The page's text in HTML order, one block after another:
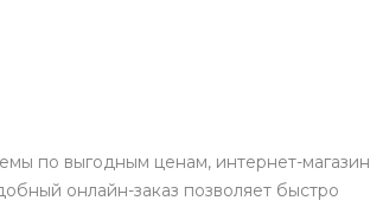
по выгодным ценам, интернет-магазин
онлайн-заказ позволяет быстро